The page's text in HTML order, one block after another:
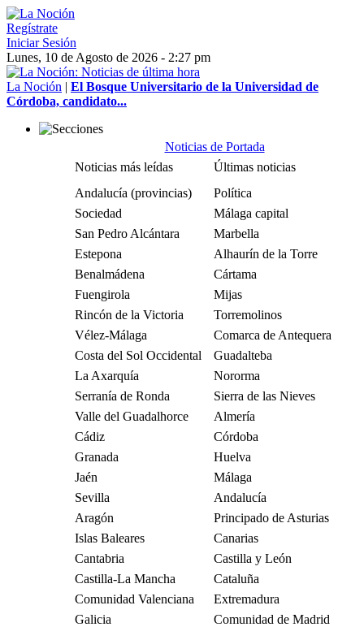
Regístrate
Iniciar Sesión
Lunes, 10 de Agosto de 2026 - 2:27 pm
La Noción | El Bosque Universitario de la Universidad de
Córdoba, candidato...
Noticias de Portada
Noticias más leídas
Últimas noticias
Andalucía (provincias)
Política
Sociedad
Málaga capital
San Pedro Alcántara
Marbella
Estepona
Alhaurín de la Torre
Benalmádena
Cártama
Fuengirola
Mijas
Rincón de la Victoria
Torremolinos
Vélez-Málaga
Comarca de Antequera
Costa del Sol Occidental
Guadalteba
La Axarquía
Nororma
Serranía de Ronda
Sierra de las Nieves
Valle del Guadalhorce
Almería
Cádiz
Córdoba
Granada
Huelva
Jaén
Málaga
Sevilla
Andalucía
Aragón
Principado de Asturias
Islas Baleares
Canarias
Cantabria
Castilla y León
Castilla-La Mancha
Cataluña
Comunidad Valenciana
Extremadura
Galicia
Comunidad de Madrid